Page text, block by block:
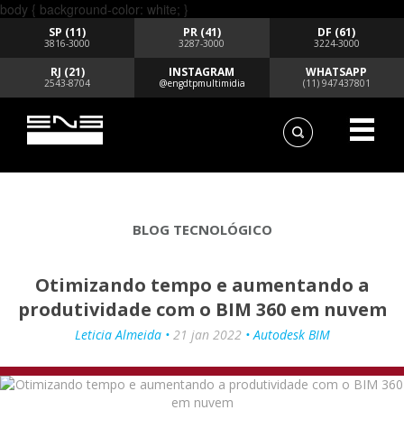
body { background-color: white; }
SP (11)
3816-3000
PR (41)
3287-3000
DF (61)
3224-3000
RJ (21)
2543-8704
INSTAGRAM
@engdtpmultimidia
WHATSAPP
(11) 947437801
BLOG TECNOLÓGICO
Otimizando tempo e aumentando a
produtividade com o BIM 360 em nuvem
Leticia Almeida • 21 jan 2022• Autodesk BIM